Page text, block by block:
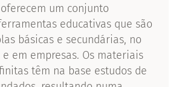
um conjunto
educativas que são
básicas e secundárias, no
em empresas. Os materiais
têm na base estudos de